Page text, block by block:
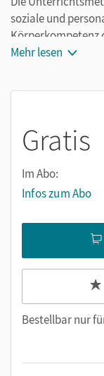
soziale und
Körperkompetenz
Mehr lesen
Gratis
Im Abo:
Infos zum Abo
Bestellbar nur